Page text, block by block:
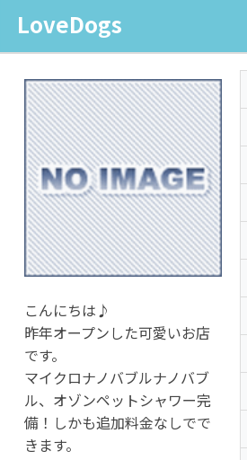
LoveDogs
こんにちは♪
昨年オープンした可愛いお店
です。
マイクロナノバブルナノバブ
ル、オゾンペットシャワー完
備！しかも追加料金なしでで
きます。